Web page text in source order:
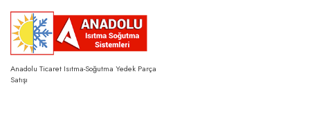
content
Anadolu Ticaret Isıtma-Soğutma Yedek Parça
Satışı